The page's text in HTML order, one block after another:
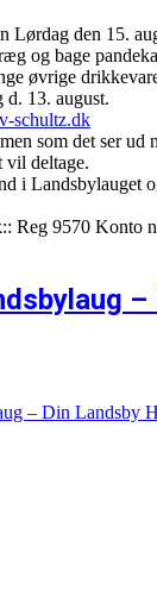
Lørdag den 15.
og bage
øvrige
d. 13. august.
schultz.dk
som det ser
vil deltage.
i Landsbylauget
Reg 9570 Konto
– Din Landsby